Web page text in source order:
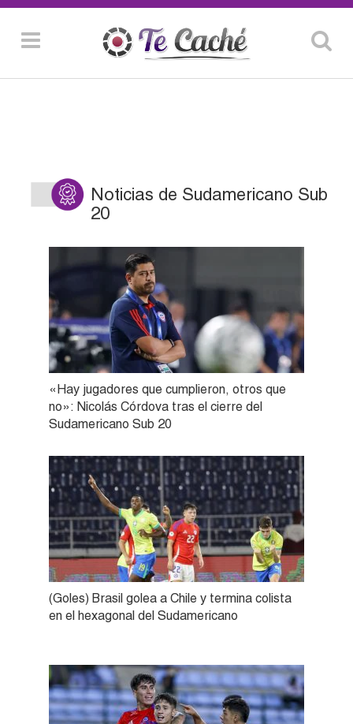
Noticias de Sudamericano Sub
20
«Hay jugadores que cumplieron, otros que
no»: Nicolás Córdova tras el cierre del
Sudamericano Sub 20
(Goles) Brasil golea a Chile y termina colista
en el hexagonal del Sudamericano